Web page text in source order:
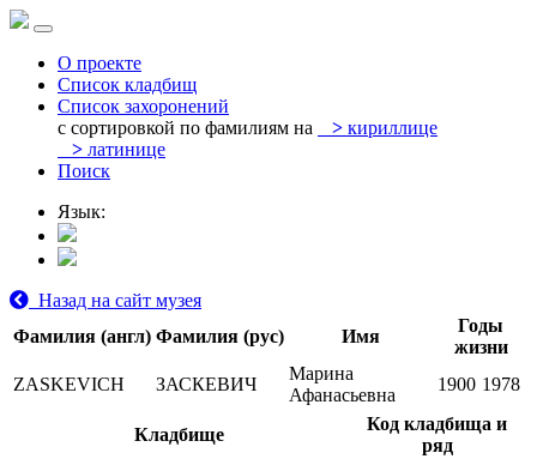
О проекте
Список кладбищ
Список захоронений
с сортировкой по фамилиям на
> кириллице
> латинице
Поиск
Язык:
Назад на сайт музея
Фамилия (англ) Фамилия (рус) Имя
Годы
жизни
ZASKEVICH
ЗАСКЕВИЧ
Марина
Афанасьевна
1900 1978
Кладбище
Код кладбища и
ряд